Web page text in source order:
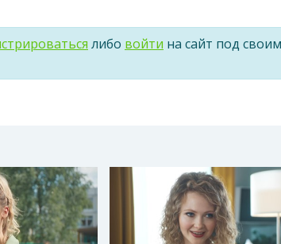
либо войти на сайт под своим